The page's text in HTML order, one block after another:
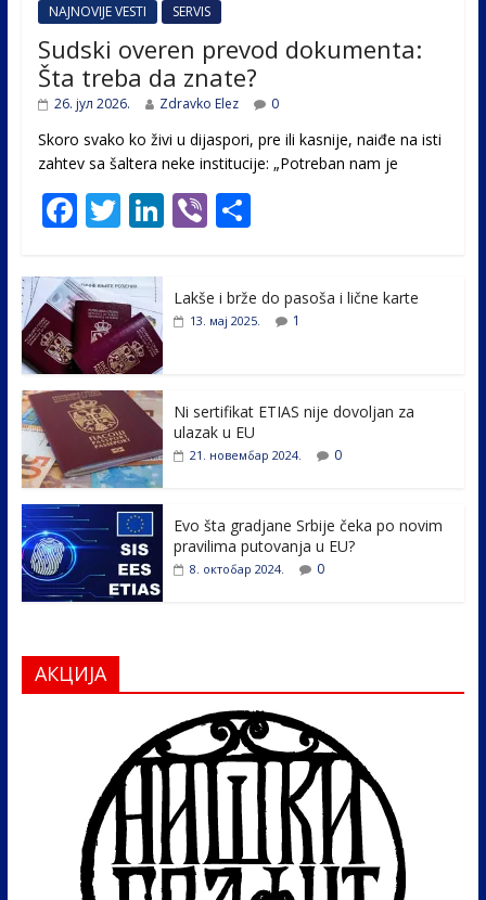
NAJNOVIJE VESTI SERVIS
Sudski overen prevod dokumenta:
Šta treba da znate?
26. јул 2026. Zdravko Elez 0
Skoro svako ko živi u dijaspori, pre ili kasnije, naiđe na isti
zahtev sa šaltera neke institucije: „Potreban nam je
F
e
b
o
o
k
T
itt
er
Li
e
Vi
er
S
ar
e
Lakše i brže do pasoša i lične karte
13. мај 2025. 1
Ni sertifikat ETIAS nije dovoljan za
ulazak u EU
21. новембар 2024. 0
Evo šta gradjane Srbije čeka po novim
pravilima putovanja u EU?
8. октобар 2024. 0
АКЦИЈА